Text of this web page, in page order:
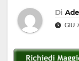
Di
GIU